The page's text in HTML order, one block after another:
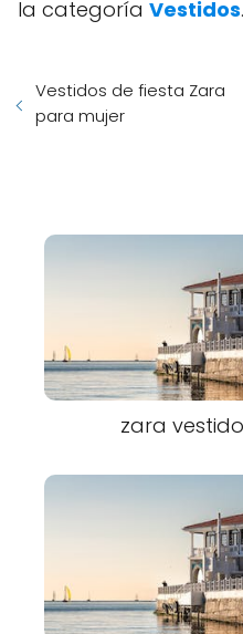
la categoría Vestidos.
Vestidos de fiesta Zara
para mujer
zara